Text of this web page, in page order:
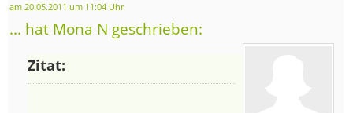
am 20.05.2011 um 11:04 Uhr
... hat Mona N geschrieben:
Zitat: